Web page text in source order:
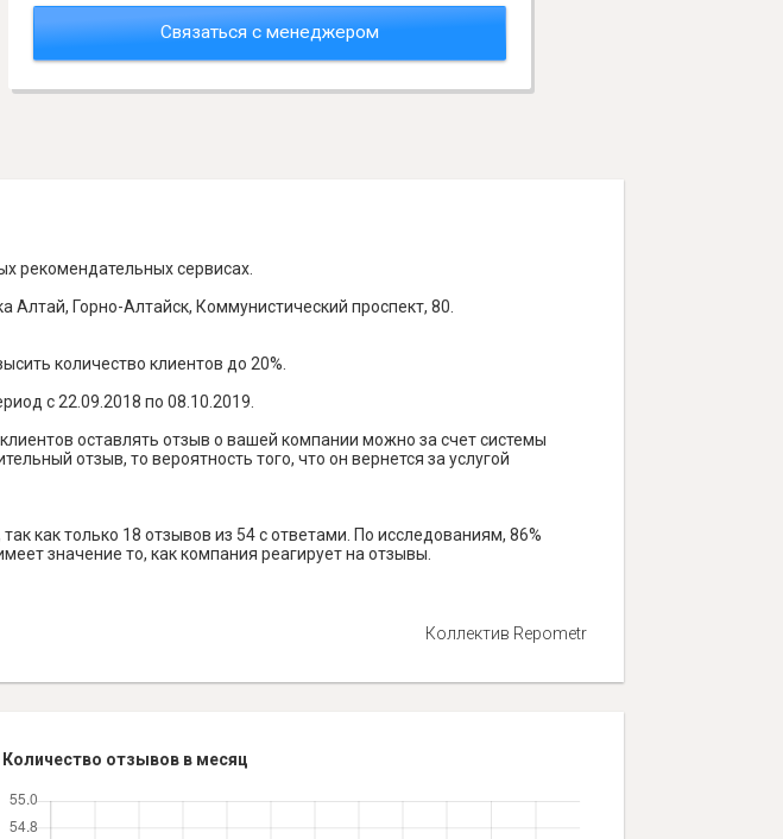
Связаться с менеджером
рекомендательных сервисах.
Горно-Алтайск, Коммунистический проспект, 80.
количество клиентов до 20%.
с 22.09.2018 по 08.10.2019.
оставлять отзыв о вашей компании можно за счет системы
отзыв, то вероятность того, что он вернется за услугой
как только 18 отзывов из 54 с ответами. По исследованиям, 86%
значение то, как компания реагирует на отзывы.
Коллектив Repometr
Количество отзывов в месяц